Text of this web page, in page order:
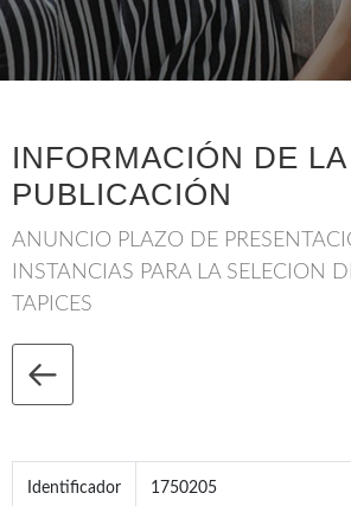
INFORMACIÓN DE LA
PUBLICACIÓN
ANUNCIO PLAZO DE
INSTANCIAS PARA LA SELECION
TAPICES
Identificador 1750205